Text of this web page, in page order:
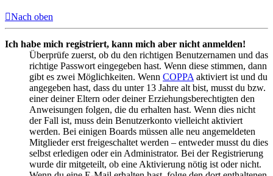
Nach oben
Ich habe mich registriert, kann mich aber nicht anmelden!
Überprüfe zuerst, ob du den richtigen Benutzernamen und das
richtige Passwort eingegeben hast. Wenn diese stimmen, dann
gibt es zwei Möglichkeiten. Wenn COPPA aktiviert ist und du
angegeben hast, dass du unter 13 Jahre alt bist, musst du bzw.
einer deiner Eltern oder deiner Erziehungsberechtigten den
Anweisungen folgen, die du erhalten hast. Wenn dies nicht
der Fall ist, muss dein Benutzerkonto vielleicht aktiviert
werden. Bei einigen Boards müssen alle neu angemeldeten
Mitglieder erst freigeschaltet werden – entweder musst du dies
selbst erledigen oder ein Administrator. Bei der Registrierung
wurde dir mitgeteilt, ob eine Aktivierung nötig ist oder nicht.